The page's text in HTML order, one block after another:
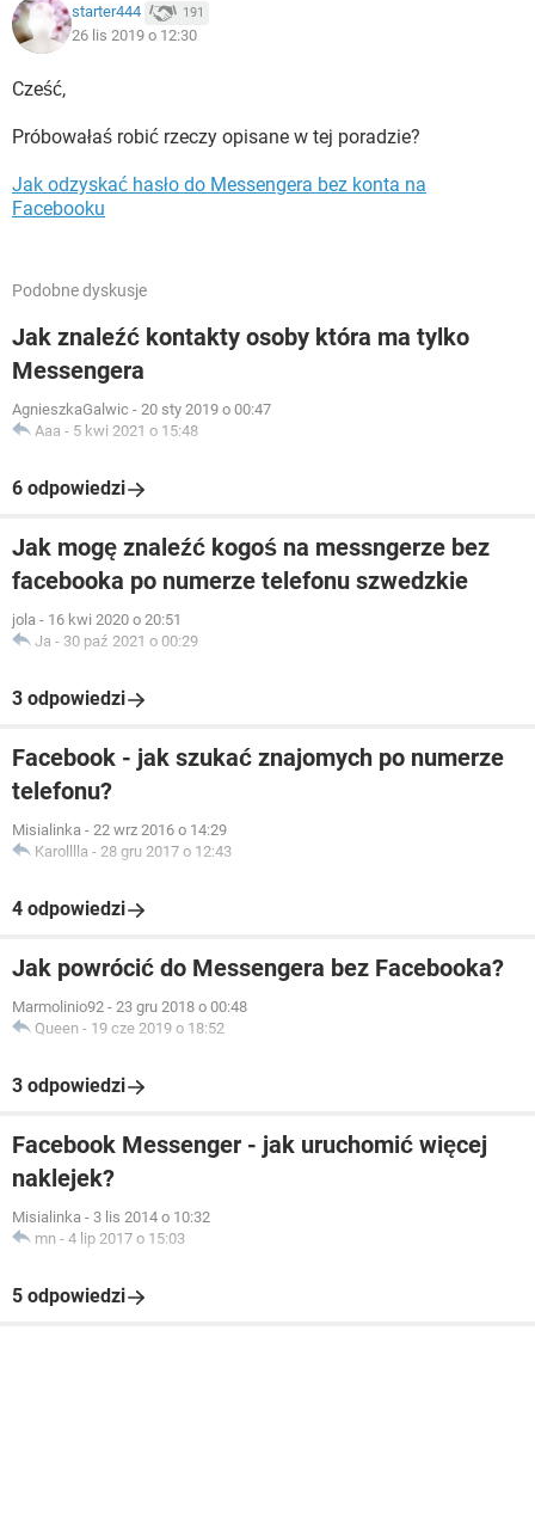
starter444 191
26 lis 2019 o 12:30
Cześć,
Próbowałaś robić rzeczy opisane w tej poradzie?
Jak odzyskać hasło do Messengera bez konta na
Facebooku
Podobne dyskusje
Jak znaleźć kontakty osoby która ma tylko
Messengera
AgnieszkaGalwic - 20 sty 2019 o 00:47
Aaa - 5 kwi 2021 o 15:48
6 odpowiedzi
Jak mogę znaleźć kogoś na messngerze bez
facebooka po numerze telefonu szwedzkie
jola - 16 kwi 2020 o 20:51
Ja - 30 paź 2021 o 00:29
3 odpowiedzi
Facebook - jak szukać znajomych po numerze
telefonu?
Misialinka - 22 wrz 2016 o 14:29
Karolllla - 28 gru 2017 o 12:43
4 odpowiedzi
Jak powrócić do Messengera bez Facebooka?
Marmolinio92 - 23 gru 2018 o 00:48
Queen - 19 cze 2019 o 18:52
3 odpowiedzi
Facebook Messenger - jak uruchomić więcej
naklejek?
Misialinka - 3 lis 2014 o 10:32
mn - 4 lip 2017 o 15:03
5 odpowiedzi